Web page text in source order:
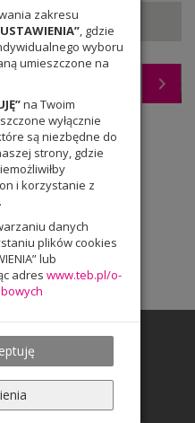
zakresu
, gdzie
wyboru
umieszczone na
na Twoim
wyłącznie
są niezbędne do
strony, gdzie
i korzystanie z
danych
plików cookies
lub
adres www.teb.pl/o-
przygody klas 7a i 7c